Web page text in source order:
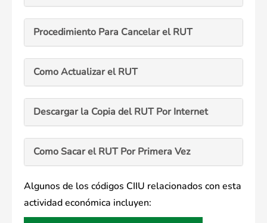
Procedimiento Para Cancelar el RUT
Como Actualizar el RUT
Descargar la Copia del RUT Por Internet
Como Sacar el RUT Por Primera Vez
Algunos de los códigos CIIU relacionados con esta
actividad económica incluyen: